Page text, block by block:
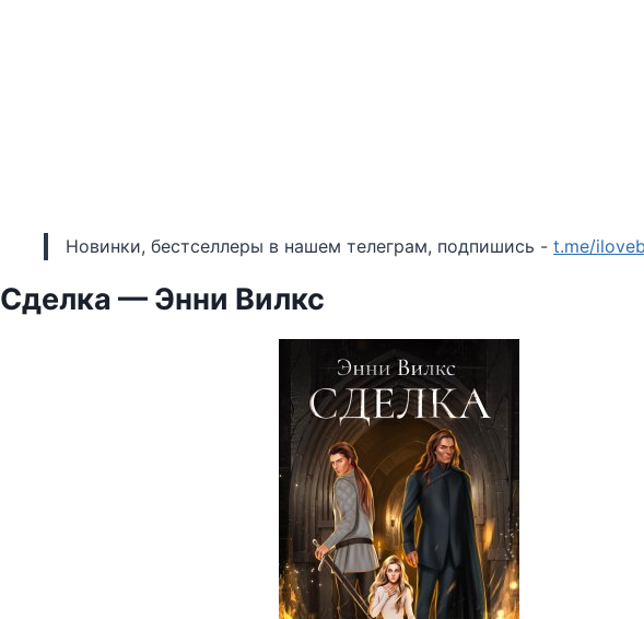
Новинки, бестселлеры в нашем телеграм, подпишись - t.me/
Сделка — Энни Вилкс